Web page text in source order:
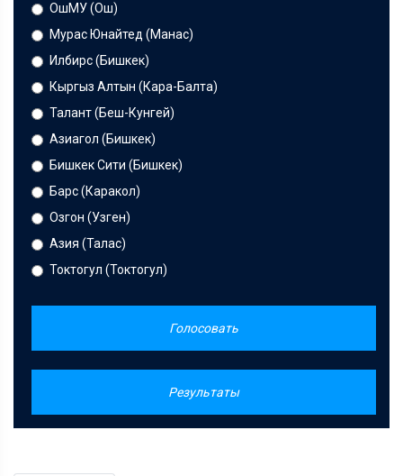
ОшМУ (Ош)
Мурас Юнайтед (Манас)
Илбирс (Бишкек)
Кыргыз Алтын (Кара-Балта)
Талант (Беш-Кунгей)
Азиагол (Бишкек)
Бишкек Сити (Бишкек)
Барс (Каракол)
Озгон (Узген)
Азия (Талас)
Токтогул (Токтогул)
Голосовать
Результаты